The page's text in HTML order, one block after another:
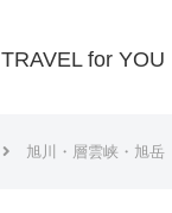
TRAVEL for YOU
旭川・層雲峡・旭岳